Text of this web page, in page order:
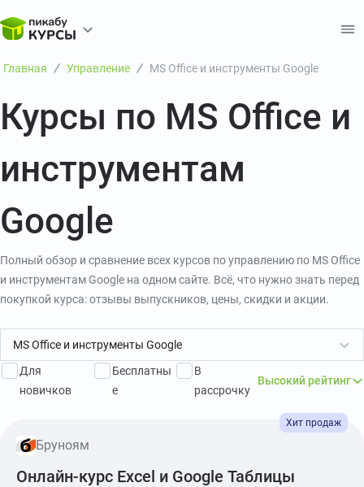
Главная Управление MS Office и инструменты Google
Курсы по MS Office и
инструментам
Google
Полный обзор и сравнение всех курсов по управлению по MS Office
и инструментам Google на одном сайте. Всё, что нужно знать перед
покупкой курса: отзывы выпускников, цены, скидки и акции.
Показать описание
MS Office и инструменты Google
Для
новичков
Бесплатны
е
В
рассрочку
Высокий рейтинг
Бруноям
Онлайн-курс Excel и Google Таблицы